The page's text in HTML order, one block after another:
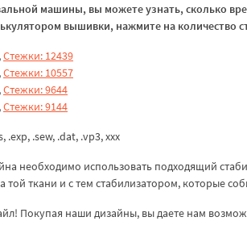
машины, вы можете узнать, сколько
вышивки, нажмите на количество
Стежки: 12439
Стежки: 10557
Стежки: 9644
Стежки: 9144
.exp, .sew, .dat, .vp3, xxx
необходимо использовать подходящий
той ткани и с тем стабилизатором, которые
Покупая наши дизайны, вы даете нам